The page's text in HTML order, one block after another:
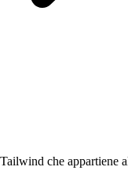
che appartiene